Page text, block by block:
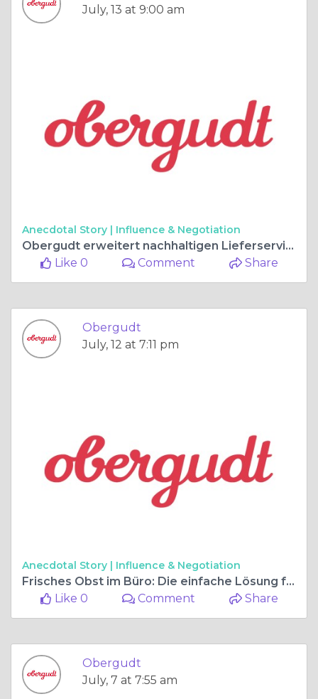
July, 13 at 9:00 am
Anecdotal Story | Influence & Negotiation
Obergudt erweitert nachhaltigen Lieferservice mit hochwertiger Biokiste Berlin und Obst Lieferservice Berlin
Like 0
Comment Share
Obergudt
July, 12 at 7:11 pm
Anecdotal Story | Influence & Negotiation
Frisches Obst im Büro: Die einfache Lösung für gesunde Mitarbeiterverpflegung
Like 0
Comment Share
Obergudt
July, 7 at 7:55 am